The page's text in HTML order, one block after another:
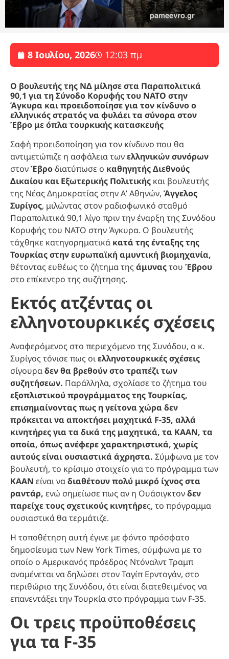
8 Ιουλίου, 2026 12:03 πμ
Ο βουλευτής της ΝΔ μίλησε στα Παραπολιτικά
90,1 για τη Σύνοδο Κορυφής του ΝΑΤΟ στην
Άγκυρα και προειδοποίησε για τον κίνδυνο ο
ελληνικός στρατός να φυλάει τα σύνορα στον
Έβρο με όπλα τουρκικής κατασκευής
Σαφή προειδοποίηση για τον κίνδυνο που θα
αντιμετώπιζε η ασφάλεια τωνελληνικών συνόρων
στονΈβροδιατύπωσε ο καθηγητής Διεθνούς
Δικαίου και Εξωτερικής Πολιτικής και βουλευτής
της Νέας Δημοκρατίας στην Α’ Αθηνών, Άγγελος
Συρίγος, μιλώντας στον ραδιοφωνικό σταθμό
Παραπολιτικά 90,1 λίγο πριν την έναρξη της Συνόδου
Κορυφής του ΝΑΤΟ στην Άγκυρα. Ο βουλευτής
τάχθηκε κατηγορηματικά κατά της ένταξης της
Τουρκίας στην ευρωπαϊκή αμυντική βιομηχανία,
θέτοντας ευθέως το ζήτημα της άμυναςτου Έβρου
στο επίκεντρο της συζήτησης.
Εκτός ατζέντας οι
ελληνοτουρκικές σχέσεις
Αναφερόμενος στο περιεχόμενο της Συνόδου, ο κ.
Συρίγος τόνισε πως οιελληνοτουρκικές σχέσεις
σίγουραδεν θα βρεθούν στο τραπέζι των
συζητήσεων. Παράλληλα, σχολίασε το ζήτημα του
εξοπλιστικού προγράμματος της Τουρκίας,
επισημαίνοντας πως η γείτονα χώρα δεν
πρόκειται να αποκτήσει μαχητικά F-35, αλλά
κινητήρες για τα δικά της μαχητικά, τα KAAN, τα
οποία, όπως ανέφερε χαρακτηριστικά, χωρίς
αυτούς είναι ουσιαστικά άχρηστα. Σύμφωνα με τον
βουλευτή, το κρίσιμο στοιχείο για το πρόγραμμα των
KAAN είναι ναδιαθέτουν πολύ μικρό ίχνος στα
ραντάρ, ενώ σημείωσε πως αν η Ουάσιγκτονδεν
παρείχε τους σχετικούς κινητήρες, το πρόγραμμα
ουσιαστικά θα τερμάτιζε.
Η τοποθέτηση αυτή έγινε με φόντο πρόσφατο
δημοσίευμα των New York Times, σύμφωνα με το
οποίο ο Αμερικανός πρόεδρος Ντόναλντ Τραμπ
αναμένεται να δηλώσει στον Ταγίπ Ερντογάν, στο
περιθώριο της Συνόδου, ότι είναι διατεθειμένος να
επανεντάξει την Τουρκία στο πρόγραμμα των F-35.
Οι τρεις προϋποθέσεις
για τα F-35